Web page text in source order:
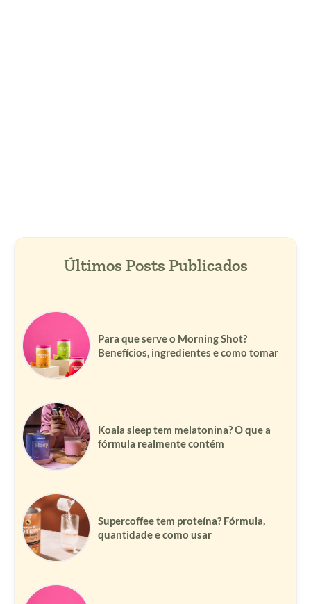
Para que serve o Morning Shot?
Benefícios, ingredientes e como tomar
Koala sleep tem melatonina? O que a
fórmula realmente contém
Supercoffee tem proteína? Fórmula,
quantidade e como usar